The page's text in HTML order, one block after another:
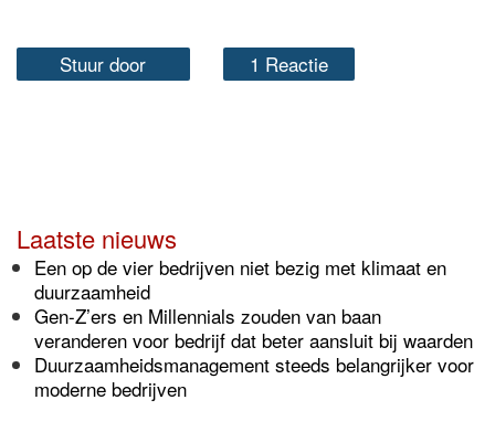
Stuur door 1 Reactie
Laatste nieuws
Een op de vier bedrijven niet bezig met klimaat en
duurzaamheid
Gen-Z’ers en Millennials zouden van baan
veranderen voor bedrijf dat beter aansluit bij waarden
Duurzaamheidsmanagement steeds belangrijker voor
moderne bedrijven